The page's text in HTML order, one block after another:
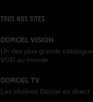
TOUS NOS SITES
DORCEL VISION
Un des plus grands catalogue
VOD au monde
DORCEL TV
Les chaînes Dorcel en direct